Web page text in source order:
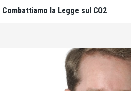
Combattiamo la Legge sul CO2